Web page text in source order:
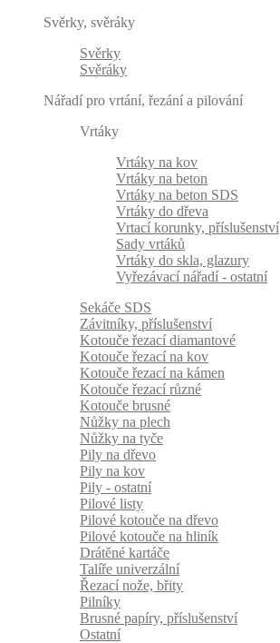
Svěrky, svěráky
Svěrky
Svěráky
Nářadí pro vrtání, řezání a pilování
Vrtáky
Vrtáky na kov
Vrtáky na beton
Vrtáky na beton SDS
Vrtáky do dřeva
Vrtací korunky, příslušenství
Sady vrtáků
Vrtáky do skla, glazury
Vyřezávací nářadí - ostatní
Sekáče SDS
Závitníky, příslušenství
Kotouče řezací diamantové
Kotouče řezací na kov
Kotouče řezací na kámen
Kotouče řezací různé
Kotouče brusné
Nůžky na plech
Nůžky na tyče
Pily na dřevo
Pily na kov
Pily - ostatní
Pilové listy
Pilové kotouče na dřevo
Pilové kotouče na hliník
Drátěné kartáče
Talíře univerzální
Řezací nože, břity
Pilníky
Brusné papíry, příslušenství
Ostatní